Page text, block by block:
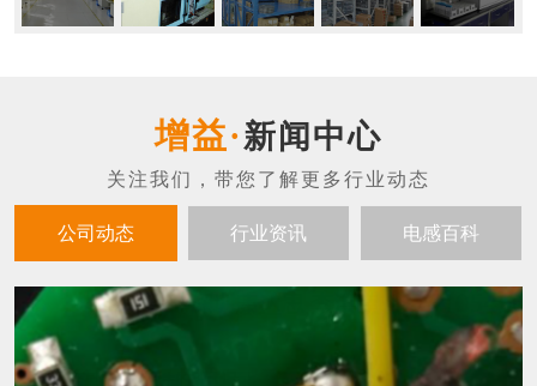
新闻中心
公司动态 行业资讯 电感百科